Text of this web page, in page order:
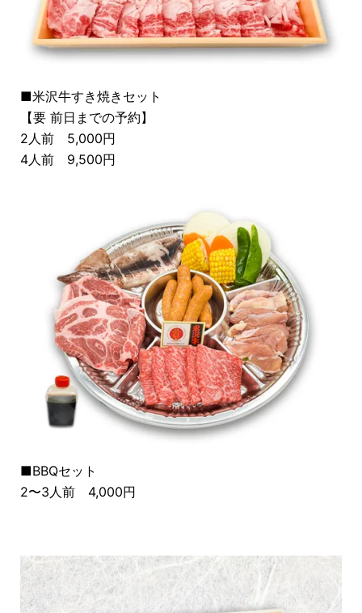
■米沢牛すき焼きセット
【要 前日までの予約】
2人前 5,000円
4人前 9,500円
■BBQセット
2〜3人前 4,000円